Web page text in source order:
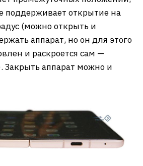
поддерживает открытие на
(можно открыть и
аппарат, но он для этого
и раскроется сам —
Закрыть аппарат можно и